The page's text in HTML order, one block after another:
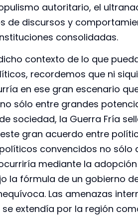
autoritario, el
de discursos y
consolidadas.
contexto de lo que
recordemos que ni
en ese gran escenario
sólo entre grandes
sociedad, la Guerra Fría
gran acuerdo entre
convencidos no sólo
mediante la
la fórmula de un gobierno
Las amenazas
extendía por la región